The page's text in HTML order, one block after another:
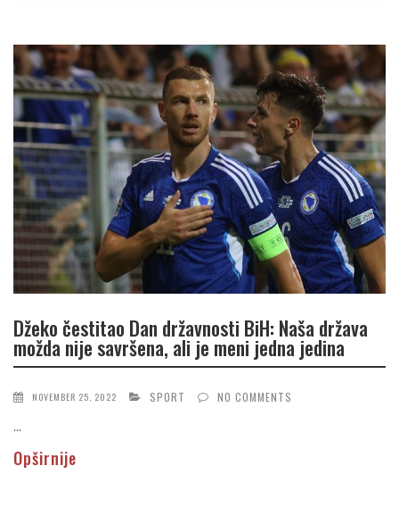
Džeko čestitao Dan državnosti BiH: Naša država
možda nije savršena, ali je meni jedna jedina
NOVEMBER 25, 2022 SPORT NO COMMENTS
...
Opširnije